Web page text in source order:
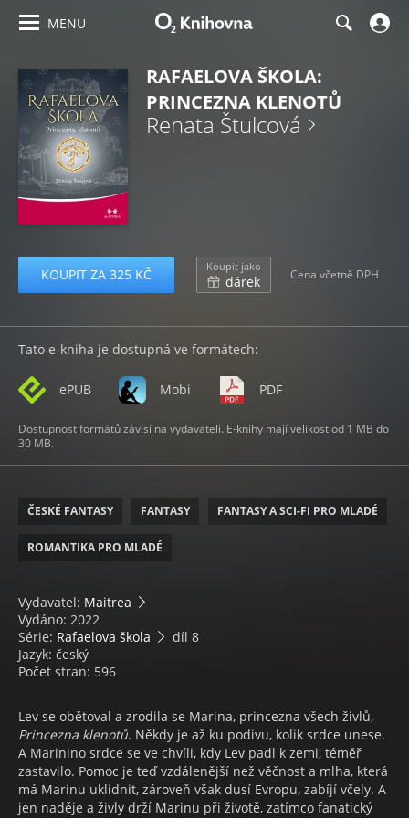
MENU
RAFAELOVA ŠKOLA:
PRINCEZNA KLENOTŮ
Renata Štulcová
KOUPIT ZA 325 KČ Koupit jako
dárek Cena včetně DPH
Tato e-kniha je dostupná ve formátech:
ePUB Mobi PDF
Dostupnost formátů závisí na vydavateli. E-knihy mají velikost od 1 MB do
30 MB.
ČESKÉ FANTASY FANTASY FANTASY A SCI-FI PRO MLADÉ
ROMANTIKA PRO MLADÉ
Vydavatel: Maitrea
Vydáno: 2022
Série: Rafaelova škola
díl 8
Jazyk: český
Počet stran: 596
Lev se obětoval a zrodila se Marina, princezna všech živlů,
Princezna klenotů. Někdy je až ku podivu, kolik srdce unese.
A Marinino srdce se ve chvíli, kdy Lev padl k zemi, téměř
zastavilo. Pomoc je teď vzdálenější než věčnost a mlha, která
má Marinu uklidnit, zároveň však dusí Evropu, zabíjí včely. A
jen naděje a živly drží Marinu při životě, zatímco fanatický